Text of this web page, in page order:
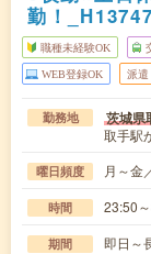
勤！
職種未経験OK
WEB登録OK 派遣
勤務地 茨城県
取手駅
曜日頻度 月～金
時間 23:50
期間 即日～